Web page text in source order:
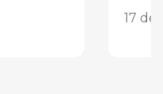
17 de